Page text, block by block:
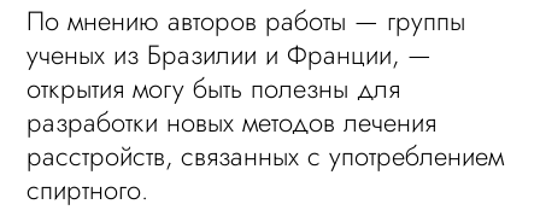
По мнению авторов работы — группы
ученых из Бразилии и Франции, —
открытия могу быть полезны для
разработки новых методов лечения
расстройств, связанных с употреблением
спиртного.